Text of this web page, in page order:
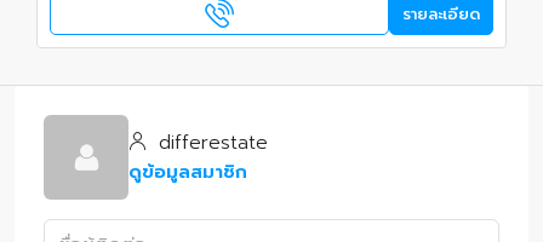
รายละเอียด
differestate
ดูข้อมูลสมาชิก